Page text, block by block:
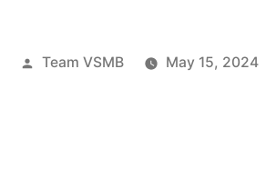
Posted
Team VSMB May 15, 2024